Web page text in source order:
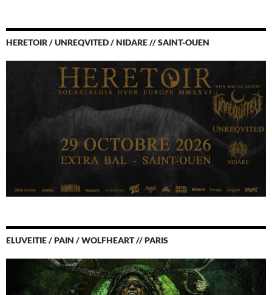
HERETOIR / UNREQVITED / NIDARE // SAINT-OUEN
ELUVEITIE / PAIN / WOLFHEART // PARIS